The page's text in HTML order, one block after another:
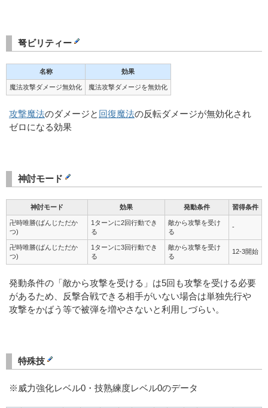
弩ビリティー
名称 効果
魔法攻撃ダメージ無効化 魔法攻撃ダメージを無効化
攻撃魔法のダメージと 回復魔法の反転ダメージが無効化され
ゼロになる効果
神討モード
神討モード 効果 発動条件 習得条件
卍時唯勝(ばんじただか
つ)
1ターンに2回行動でき
る
敵から攻撃を受け
る
-
卍時唯勝(ばんじただか
つ)
1ターンに3回行動でき
る
敵から攻撃を受け
る
12-3開始
発動条件の「敵から攻撃を受ける」は5回も攻撃を受ける必要
があるため、反撃合戦できる相手がいない場合は単独先行や
攻撃をかばう等で被弾を増やさないと利用しづらい。
特殊技
※威力強化レベル0・技熟練度レベル0のデータ